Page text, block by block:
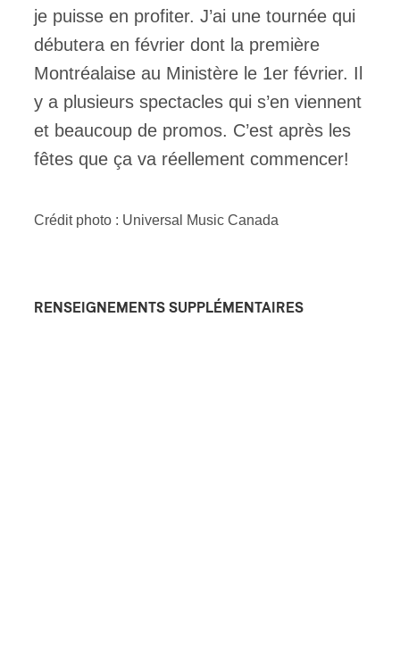
RENSEIGNEMENTS SUPPLÉMENTAIRES
je puisse en profiter. J’ai une tournée qui
débutera en février dont la première
Montréalaise au Ministère le 1er février. Il
y a plusieurs spectacles qui s’en viennent
et beaucoup de promos. C’est après les
fêtes que ça va réellement commencer!
Crédit photo : Universal Music Canada